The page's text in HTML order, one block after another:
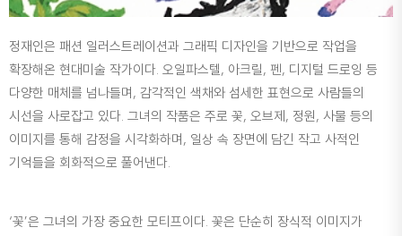
정재인은 패션 일러스트레이션과 그래픽 디자인을 기반으로 작업을
확장해온 현대미술 작가이다. 오일파스텔, 아크릴, 펜, 디지털 드로잉 등
다양한 매체를 넘나들며, 감각적인 색채와 섬세한 표현으로 사람들의
시선을 사로잡고 있다. 그녀의 작품은 주로 꽃, 오브제, 정원, 사물 등의
이미지를 통해 감정을 시각화하며, 일상 속 장면에 담긴 작고 사적인
기억들을 회화적으로 풀어낸다.
‘꽃’은 그녀의 가장 중요한 모티프이다. 꽃은 단순히 장식적 이미지가